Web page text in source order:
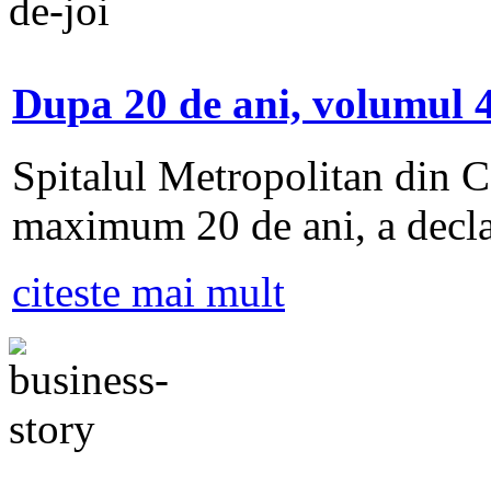
Dupa 20 de ani, volumul
Spitalul Metropolitan din
maximum 20 de ani, a
citeste mai mult